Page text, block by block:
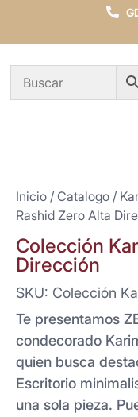
Inicio / Catalogo /
Rashid Zero Alta
Colección
Dirección
SKU: Colección
Te presentamos
condecorado
quien busca
Escritorio
una sola pieza.